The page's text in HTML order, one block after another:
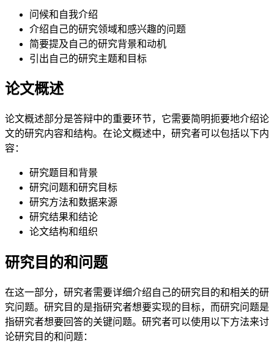
问候和自我介绍
介绍自己的研究领域和感兴趣的问题
简要提及自己的研究背景和动机
引出自己的研究主题和目标
论文概述
论文概述部分是答辩中的重要环节，它需要简明扼要地介绍论
文的研究内容和结构。在论文概述中，研究者可以包括以下内
容：
研究题目和背景
研究问题和研究目标
研究方法和数据来源
研究结果和结论
论文结构和组织
研究目的和问题
在这一部分，研究者需要详细介绍自己的研究目的和相关的研
究问题。研究目的是指研究者想要实现的目标，而研究问题是
指研究者想要回答的关键问题。研究者可以使用以下方法来讨
论研究目的和问题：